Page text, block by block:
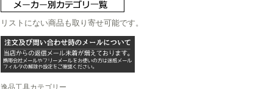
リストにない商品も取り寄せ可能です。
逸品工具カテゴリー